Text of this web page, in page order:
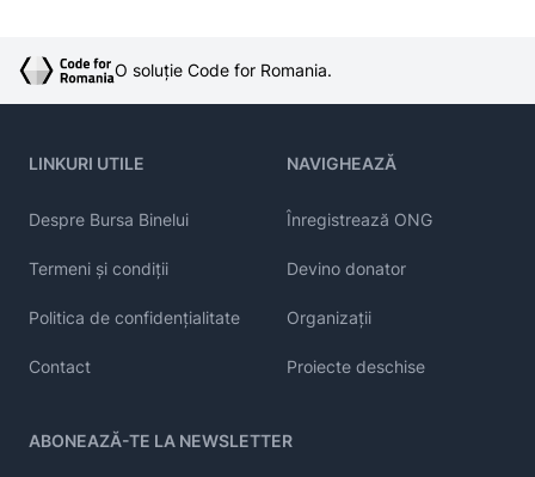
O soluție Code for Romania.
LINKURI UTILE
Despre Bursa Binelui
Termeni și condiții
Politica de confidențialitate
Contact
NAVIGHEAZĂ
Înregistrează ONG
Devino donator
Organizații
Proiecte deschise
ABONEAZĂ-TE LA NEWSLETTER